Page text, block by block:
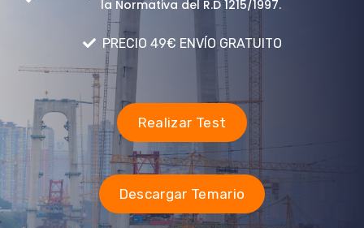
la Normativa del R.D 1215/1997.
PRECIO 49€ ENVÍO GRATUITO
Realizar Test
Descargar Temario